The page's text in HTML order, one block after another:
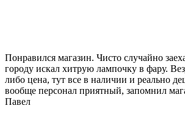
Понравился магазин. Чисто случайно
городу искал хитрую лампочку в фару.
либо цена, тут все в наличии и реально
вообще персонал приятный, запомнил
Павел